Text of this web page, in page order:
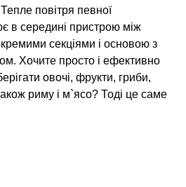
повітря певної
в середині пристрою між
секціями і основою з
Хочите просто і ефективно
овочі, фрукти, гриби,
риму і м`ясо? Тоді це саме